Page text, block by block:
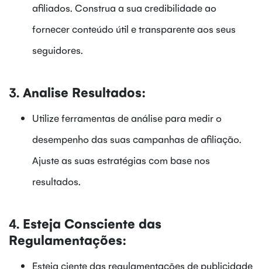
afiliados. Construa a sua credibilidade ao
fornecer conteúdo útil e transparente aos seus
seguidores.
3. Analise Resultados:
Utilize ferramentas de análise para medir o
desempenho das suas campanhas de afiliação.
Ajuste as suas estratégias com base nos
resultados.
4. Esteja Consciente das
Regulamentações:
Esteja ciente das regulamentações de publicidade